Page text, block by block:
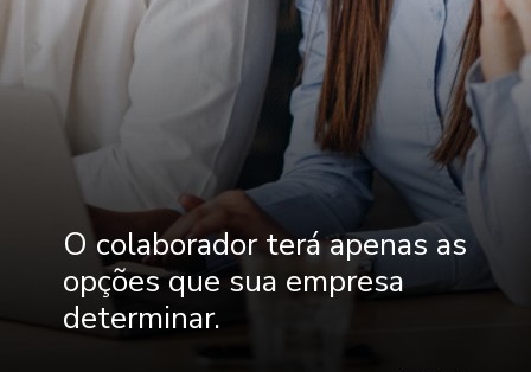
O colaborador terá apenas as
opções que sua empresa
determinar.